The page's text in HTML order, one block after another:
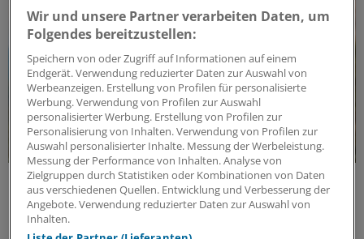
Impflücken bei Chronikern
Grippeimpfung bei Diabetes: Risiko für Folgen
senken
Wir und unsere Partner verarbeiten Daten, um
Folgendes bereitzustellen:
Speichern von oder Zugriff auf Informationen auf einem
Endgerät. Verwendung reduzierter Daten zur Auswahl von
Werbeanzeigen. Erstellung von Profilen für personalisierte
Werbung. Verwendung von Profilen zur Auswahl
personalisierter Werbung. Erstellung von Profilen zur
Personalisierung von Inhalten. Verwendung von Profilen zur
Auswahl personalisierter Inhalte. Messung der Werbeleistung.
Messung der Performance von Inhalten. Analyse von
Zielgruppen durch Statistiken oder Kombinationen von Daten
aus verschiedenen Quellen. Entwicklung und Verbesserung der
Angebote. Verwendung reduzierter Daten zur Auswahl von
Inhalten.